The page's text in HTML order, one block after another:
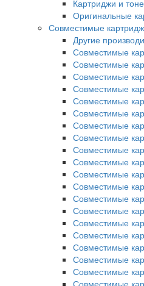
Картриджи и
Оригинальные
Совместимые
Другие
Совместимые
Совместимые
Совместимые
Совместимые
Совместимые
Совместимые
Совместимые
Совместимые
Совместимые
Совместимые
Совместимые
Совместимые
Совместимые
Совместимые
Совместимые
Совместимые
Совместимые
Совместимые
Совместимые
Совместимые